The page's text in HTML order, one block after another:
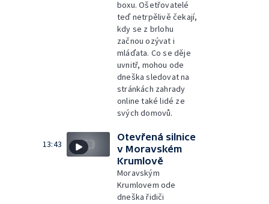
boxu. Ošetřovatelé
teď netrpělivě čekají,
kdy se z brlohu
začnou ozývat i
mláďata. Co se děje
uvnitř, mohou ode
dneška sledovat na
stránkách zahrady
online také lidé ze
svých domovů.
13:43
Otevřená silnice
v Moravském
Krumlově
Moravským
Krumlovem ode
dneška řidiči